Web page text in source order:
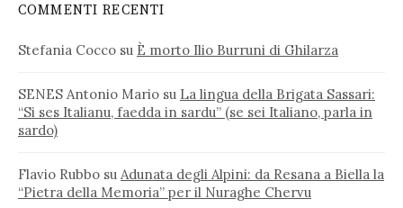
COMMENTI RECENTI
Stefania Cocco su È morto Ilio Burruni di Ghilarza
SENES Antonio Mario su La lingua della Brigata Sassari:
“Si ses Italianu, faedda in sardu” (se sei Italiano, parla in
sardo)
Flavio Rubbo su Adunata degli Alpini: da Resana a Biella la
“Pietra della Memoria” per il Nuraghe Chervu